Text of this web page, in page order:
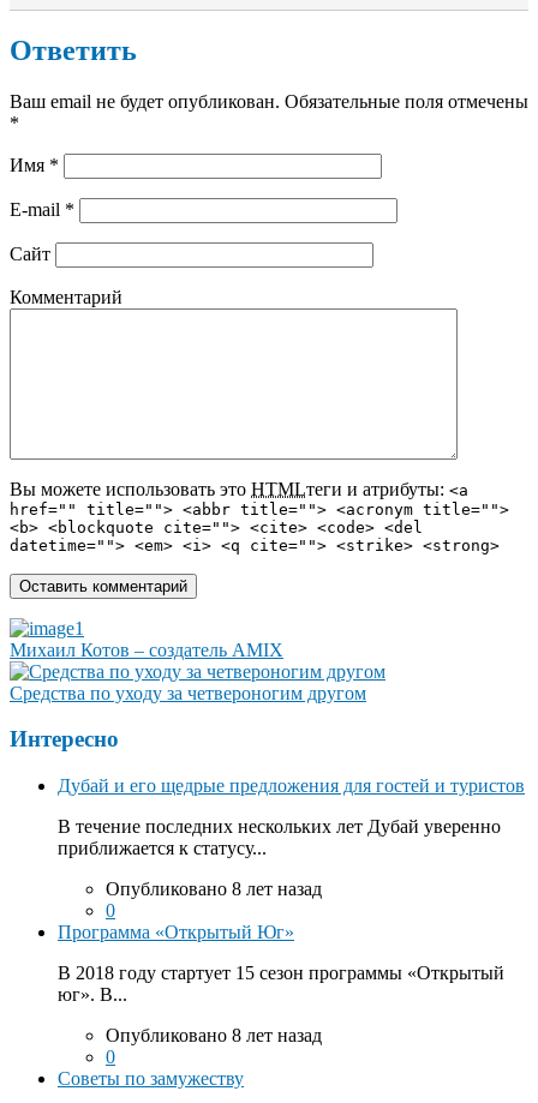
Ответить
Ваш email не будет опубликован. Обязательные поля отмечены
*
Имя *
E-mail *
Сайт
Комментарий
Вы можете использовать это HTMLтеги и атрибуты: <a
href="" title=""> <abbr title=""> <acronym title="">
<b> <blockquote cite=""> <cite> <code> <del
datetime=""> <em> <i> <q cite=""> <strike> <strong>
Михаил Котов – создатель AMIX
Средства по уходу за четвероногим другом
Интересно
Дубай и его щедрые предложения для гостей и туристов
В течение последних нескольких лет Дубай уверенно
приближается к статусу...
Опубликовано 8 лет назад
0
Программа «Открытый Юг»
В 2018 году стартует 15 сезон программы «Открытый
юг». В...
Опубликовано 8 лет назад
0
Советы по замужеству